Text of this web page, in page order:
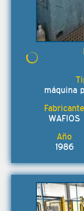
máquina
WAFIOS
1986